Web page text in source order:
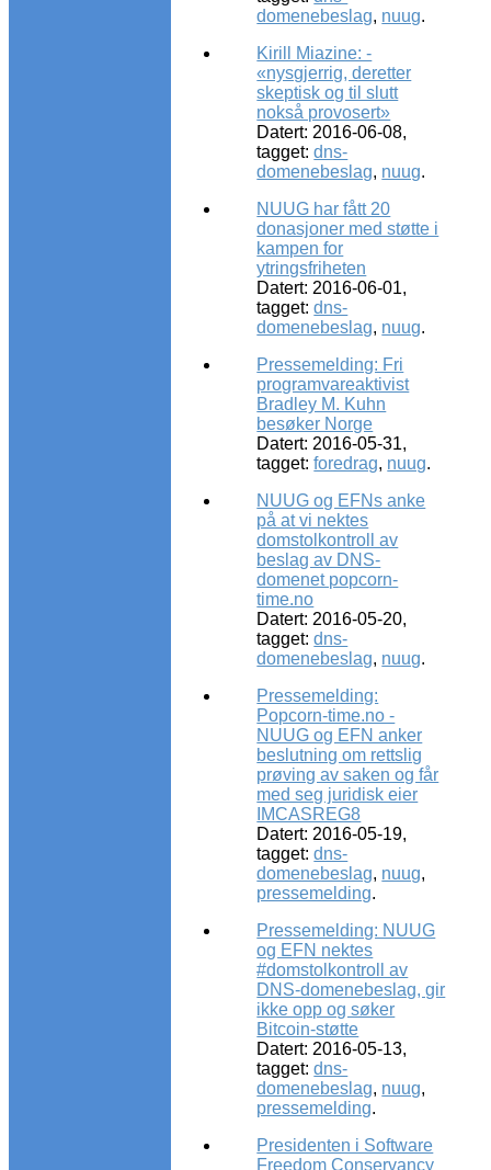
domenebeslag, nuug.
Kirill Miazine: -
«nysgjerrig, deretter
skeptisk og til slutt
nokså provosert»
Datert: 2016-06-08,
tagget:dns-
domenebeslag, nuug.
NUUG har fått 20
donasjoner med støtte i
kampen for
ytringsfriheten
Datert: 2016-06-01,
tagget:dns-
domenebeslag, nuug.
Pressemelding: Fri
programvareaktivist
Bradley M. Kuhn
besøker Norge
Datert: 2016-05-31,
tagget:foredrag, nuug.
NUUG og EFNs anke
på at vi nektes
domstolkontroll av
beslag av DNS-
domenet popcorn-
time.no
Datert: 2016-05-20,
tagget:dns-
domenebeslag, nuug.
Pressemelding:
Popcorn-time.no -
NUUG og EFN anker
beslutning om rettslig
prøving av saken og får
med seg juridisk eier
IMCASREG8
Datert: 2016-05-19,
tagget:dns-
domenebeslag, nuug,
pressemelding.
Pressemelding: NUUG
og EFN nektes
#domstolkontroll av
DNS-domenebeslag, gir
ikke opp og søker
Bitcoin-støtte
Datert: 2016-05-13,
tagget:dns-
domenebeslag, nuug,
pressemelding.
Presidenten i Software
Freedom Conservancy